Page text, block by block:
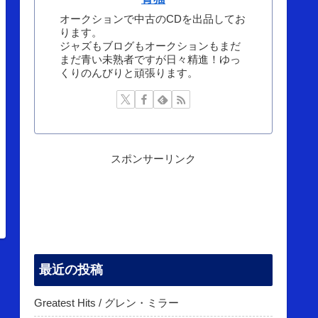
オークションで中古のCDを出品してお
ります。
ジャズもブログもオークションもまだ
まだ青い未熟者ですが日々精進！ゆっ
くりのんびりと頑張ります。
スポンサーリンク
最近の投稿
Greatest Hits / グレン・ミラー